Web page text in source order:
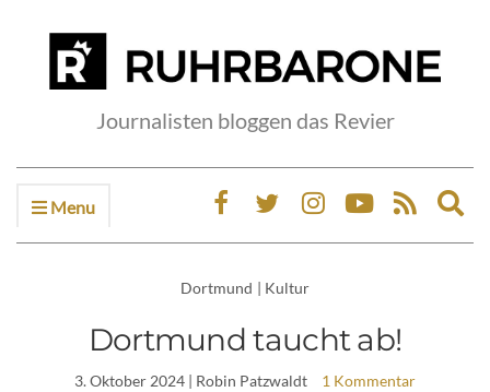
Journalisten bloggen das Revier
Menu
Dortmund | Kultur
Dortmund taucht ab!
3. Oktober 2024 | Robin Patzwaldt 1 Kommentar